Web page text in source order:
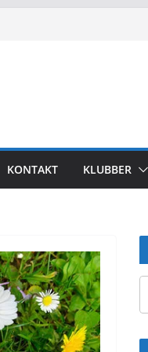
KONTAKT KLUBBER